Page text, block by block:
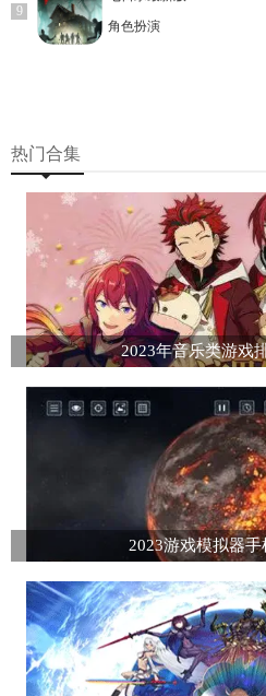
角色扮演
热门合集
2023年音乐类游戏
2023游戏模拟器